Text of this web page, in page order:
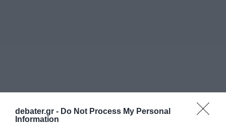
debater.gr - Do Not Process My Personal
Information